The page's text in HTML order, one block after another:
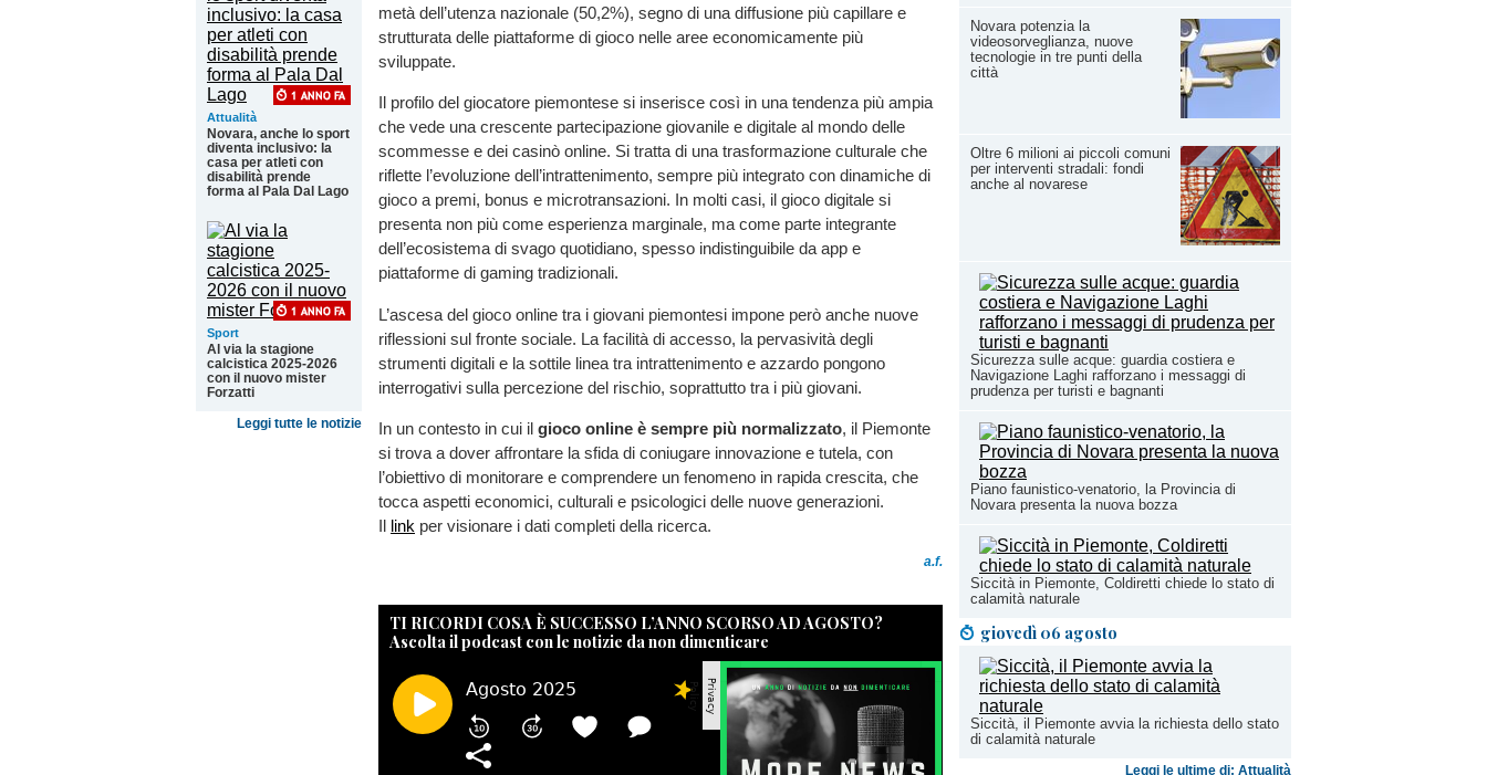
Novara potenzia la
videosorveglianza, nuove
tecnologie in tre punti della
città
Oltre 6 milioni ai piccoli comuni
per interventi stradali: fondi
anche al novarese
Sicurezza sulle acque: guardia costiera e
Navigazione Laghi rafforzano i messaggi di
prudenza per turisti e bagnanti
Piano faunistico-venatorio, la Provincia di
Novara presenta la nuova bozza
Siccità in Piemonte, Coldiretti chiede lo stato di
calamità naturale
giovedì 06 agosto
Siccità, il Piemonte avvia la richiesta dello stato
di calamità naturale
Leggi le ultime di: Attualità
Attualità
Novara, anche lo sport
diventa inclusivo: la
casa per atleti con
disabilità prende
forma al Pala Dal Lago
Sport
Al via la stagione
calcistica 2025-2026
con il nuovo mister
Forzatti
Leggi tutte le notizie
metà dell’utenza nazionale (50,2%), segno di una diffusione più capillare e
strutturata delle piattaforme di gioco nelle aree economicamente più
sviluppate.
Il profilo del giocatore piemontese si inserisce così in una tendenza più ampia
che vede una crescente partecipazione giovanile e digitale al mondo delle
scommesse e dei casinò online. Si tratta di una trasformazione culturale che
riflette l’evoluzione dell’intrattenimento, sempre più integrato con dinamiche di
gioco a premi, bonus e microtransazioni. In molti casi, il gioco digitale si
presenta non più come esperienza marginale, ma come parte integrante
dell’ecosistema di svago quotidiano, spesso indistinguibile da app e
piattaforme di gaming tradizionali.
L’ascesa del gioco online tra i giovani piemontesi impone però anche nuove
riflessioni sul fronte sociale. La facilità di accesso, la pervasività degli
strumenti digitali e la sottile linea tra intrattenimento e azzardo pongono
interrogativi sulla percezione del rischio, soprattutto tra i più giovani.
In un contesto in cui il gioco online è sempre più normalizzato, il Piemonte
si trova a dover affrontare la sfida di coniugare innovazione e tutela, con
l’obiettivo di monitorare e comprendere un fenomeno in rapida crescita, che
tocca aspetti economici, culturali e psicologici delle nuove generazioni.
Il link per visionare i dati completi della ricerca.
a.f.
TI RICORDI COSA È SUCCESSO L’ANNO SCORSO AD AGOSTO?
Ascolta il podcast con le notizie da non dimenticare